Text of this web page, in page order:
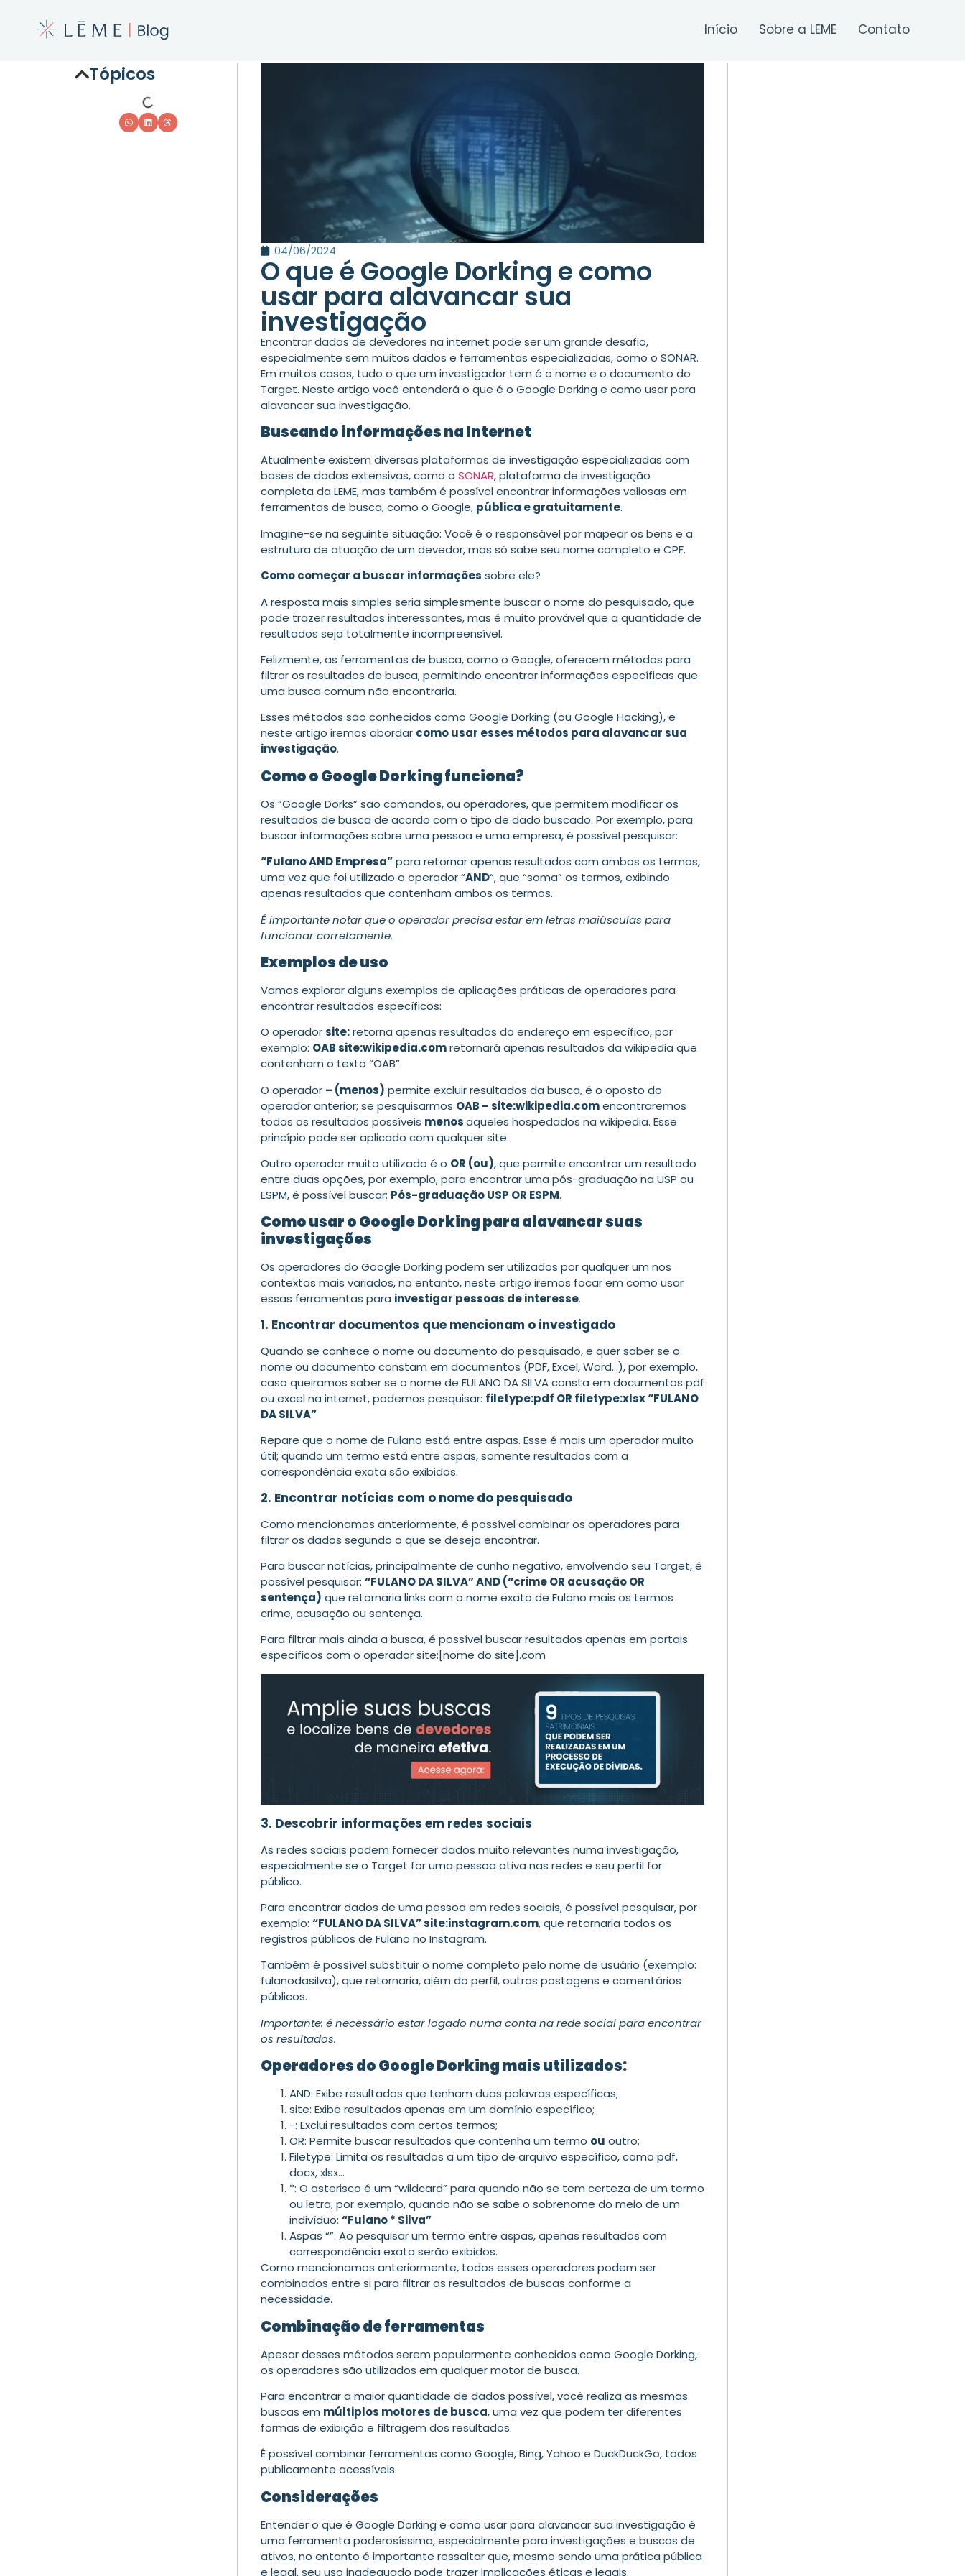
Início Sobre a LEME Contato
Tópicos
04/06/2024
O que é Google Dorking e como
usar para alavancar sua
investigação
Encontrar dados de devedores na internet pode ser um grande desafio,
especialmente sem muitos dados e ferramentas especializadas, como o SONAR.
Em muitos casos, tudo o que um investigador tem é o nome e o documento do
Target. Neste artigo você entenderá o que é o Google Dorking e como usar para
alavancar sua investigação.
Buscando informações na Internet
Atualmente existem diversas plataformas de investigação especializadas com
bases de dados extensivas, como o SONAR, plataforma de investigação
completa da LEME, mas também é possível encontrar informações valiosas em
ferramentas de busca, como o Google, pública e gratuitamente.
Imagine-se na seguinte situação: Você é o responsável por mapear os bens e a
estrutura de atuação de um devedor, mas só sabe seu nome completo e CPF.
Como começar a buscar informações sobre ele?
A resposta mais simples seria simplesmente buscar o nome do pesquisado, que
pode trazer resultados interessantes, mas é muito provável que a quantidade de
resultados seja totalmente incompreensível.
Felizmente, as ferramentas de busca, como o Google, oferecem métodos para
filtrar os resultados de busca, permitindo encontrar informações específicas que
uma busca comum não encontraria.
Esses métodos são conhecidos como Google Dorking (ou Google Hacking), e
neste artigo iremos abordar como usar esses métodos para alavancar sua
investigação.
Como o Google Dorking funciona?
Os “Google Dorks” são comandos, ou operadores, que permitem modificar os
resultados de busca de acordo com o tipo de dado buscado. Por exemplo, para
buscar informações sobre uma pessoa e uma empresa, é possível pesquisar:
“Fulano AND Empresa”para retornar apenas resultados com ambos os termos,
uma vez que foi utilizado o operador “AND“, que “soma” os termos, exibindo
apenas resultados que contenham ambos os termos.
É importante notar que o operador precisa estar em letras maiúsculas para
funcionar corretamente.
Exemplos de uso
Vamos explorar alguns exemplos de aplicações práticas de operadores para
encontrar resultados específicos:
O operadorsite:retorna apenas resultados do endereço em específico, por
exemplo: OAB site:wikipedia.comretornará apenas resultados da wikipedia que
contenham o texto “OAB”.
O operador – (menos) permite excluir resultados da busca, é o oposto do
operador anterior; se pesquisarmos OAB – site:wikipedia.comencontraremos
todos os resultados possíveis menosaqueles hospedados na wikipedia. Esse
princípio pode ser aplicado com qualquer site.
Outro operador muito utilizado é o OR (ou), que permite encontrar um resultado
entre duas opções, por exemplo, para encontrar uma pós-graduação na USP ou
ESPM, é possível buscar: Pós-graduação USP OR ESPM.
Como usar o Google Dorking para alavancar suas
investigações
Os operadores do Google Dorking podem ser utilizados por qualquer um nos
contextos mais variados, no entanto, neste artigo iremos focar em como usar
essas ferramentas para investigar pessoas de interesse.
1. Encontrar documentos que mencionam o investigado
Quando se conhece o nome ou documento do pesquisado, e quer saber se o
nome ou documento constam em documentos (PDF, Excel, Word…), por exemplo,
caso queiramos saber se o nome de FULANO DA SILVA consta em documentos pdf
ou excel na internet, podemos pesquisar: filetype:pdf OR filetype:xlsx “FULANO
DA SILVA”
Repare que o nome de Fulano está entre aspas. Esse é mais um operador muito
útil; quando um termo está entre aspas, somente resultados com a
correspondência exata são exibidos.
2. Encontrar notícias com o nome do pesquisado
Como mencionamos anteriormente, é possível combinar os operadores para
filtrar os dados segundo o que se deseja encontrar.
Para buscar notícias, principalmente de cunho negativo, envolvendo seu Target, é
possível pesquisar: “FULANO DA SILVA” AND (“crime OR acusação OR
sentença) que retornaria links com o nome exato de Fulano mais os termos
crime, acusação ou sentença.
Para filtrar mais ainda a busca, é possível buscar resultados apenas em portais
específicos com o operador site:[nome do site].com
3. Descobrir informações em redes sociais
As redes sociais podem fornecer dados muito relevantes numa investigação,
especialmente se o Target for uma pessoa ativa nas redes e seu perfil for
público.
Para encontrar dados de uma pessoa em redes sociais, é possível pesquisar, por
exemplo: “FULANO DA SILVA” site:instagram.com, que retornaria todos os
registros públicos de Fulano no Instagram.
Também é possível substituir o nome completo pelo nome de usuário (exemplo:
fulanodasilva), que retornaria, além do perfil, outras postagens e comentários
públicos.
Importante: é necessário estar logado numa conta na rede social para encontrar
os resultados.
Operadores do Google Dorking mais utilizados:
AND: Exibe resultados que tenham duas palavras específicas;
site: Exibe resultados apenas em um domínio específico;
-: Exclui resultados com certos termos;
OR: Permite buscar resultados que contenha um termo ou outro;
Filetype: Limita os resultados a um tipo de arquivo específico, como pdf,
docx, xlsx…
*: O asterisco é um “wildcard” para quando não se tem certeza de um termo
ou letra, por exemplo, quando não se sabe o sobrenome do meio de um
indivíduo: “Fulano * Silva”
Aspas “”: Ao pesquisar um termo entre aspas, apenas resultados com
correspondência exata serão exibidos.
Como mencionamos anteriormente, todos esses operadores podem ser
combinados entre si para filtrar os resultados de buscas conforme a
necessidade.
Combinação de ferramentas
Apesar desses métodos serem popularmente conhecidos como Google Dorking,
os operadores são utilizados em qualquer motor de busca.
Para encontrar a maior quantidade de dados possível, você realiza as mesmas
buscas em múltiplos motores de busca, uma vez que podem ter diferentes
formas de exibição e filtragem dos resultados.
É possível combinar ferramentas como Google, Bing, Yahoo e DuckDuckGo, todos
publicamente acessíveis.
Considerações
Entender o que é Google Dorking e como usar para alavancar sua investigação é
uma ferramenta poderosíssima, especialmente para investigações e buscas de
ativos, no entanto é importante ressaltar que, mesmo sendo uma prática pública
e legal, seu uso inadequado pode trazer implicações éticas e legais.